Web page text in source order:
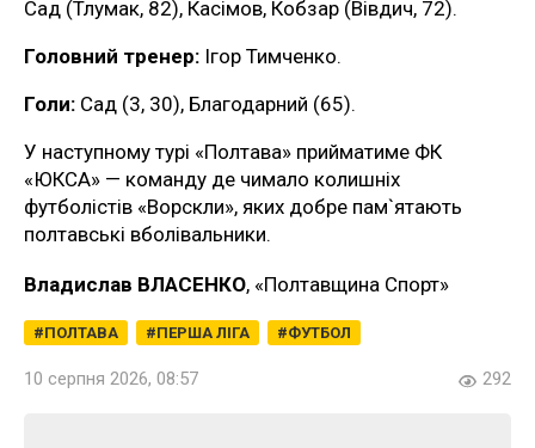
Сад (Тлумак, 82), Касімов, Кобзар (Вівдич, 72).
Головний тренер: Ігор Тимченко.
Голи: Сад (3, 30), Благодарний (65).
У наступному турі «Полтава» прийматиме ФК
«ЮКСА» — команду де чимало колишніх
футболістів «Ворскли», яких добре пам`ятають
полтавські вболівальники.
Владислав ВЛАСЕНКО, «Полтавщина Спорт»
ПОЛТАВА ПЕРША ЛІГА ФУТБОЛ
10 серпня 2026, 08:57 292